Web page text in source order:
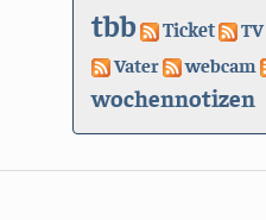
tbb Ticket TV
Vater webcam
wochennotizen